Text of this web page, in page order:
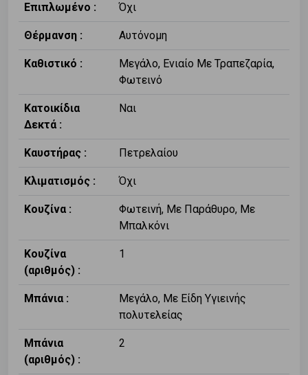
Επιπλωμένο : Όχι
Θέρμανση : Αυτόνομη
Καθιστικό :
Μεγάλο, Ενιαίο Με Τραπεζαρία,
Φωτεινό
Κατοικίδια
Δεκτά :
Ναι
Καυστήρας : Πετρελαίου
Κλιματισμός : Όχι
Κουζίνα :
Φωτεινή, Με Παράθυρο, Με
Μπαλκόνι
Κουζίνα
(αριθμός) :
1
Μπάνια :
Μεγάλο, Με Είδη Υγιεινής
πολυτελείας
Μπάνια
(αριθμός) :
2